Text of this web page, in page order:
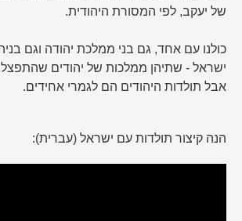
של יעקב, לפי המסורת היהודית.
כולנו עם אחד, גם בני ממלכת יהודה וגם
ישראל - שתיהן ממלכות של יהודים
אבל תולדות היהודים הם לגמרי אחידים.
הנה קיצור תולדות עם ישראל (עברית):